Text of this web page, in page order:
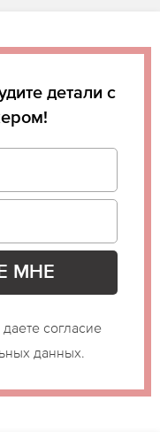
детали с
согласие
данных.